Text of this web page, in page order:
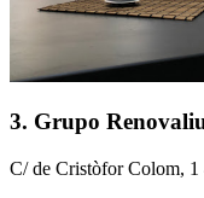
3. Grupo
C/ de Cristòfor Colom, 1